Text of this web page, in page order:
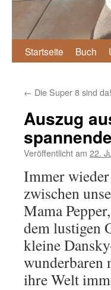
Zum
springen
Startseite Buch
← Die Super 8 sind da!
Auszug
Veröffentlicht am 22.
Immer
zwischen
Mama
dem lustigen
kleine
wunderbaren
ihre Welt